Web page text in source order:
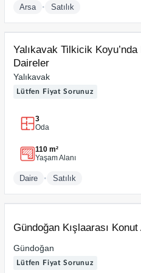
Arsa • Satılık
SATILIK
Yalıkavak Tilkicik
Daireler
Yalıkavak
Lütfen Fiyat Sorunuz
3
Oda
110 m²
Yaşam Alanı
Daire • Satılık
Gündoğan Kışlaarası Konut
Gündoğan
Lütfen Fiyat Sorunuz